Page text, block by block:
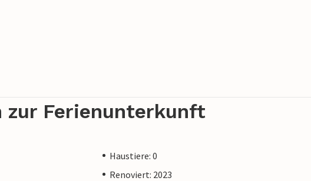
zur Ferienunterkunft
Haustiere: 0
Renoviert: 2023